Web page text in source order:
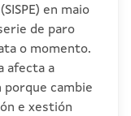
en maio
de paro
o momento.
afecta a
cambie
e xestión